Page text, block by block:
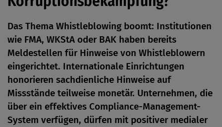
Das Thema Whistleblowing boomt: Institutionen
wie FMA, WKStA oder BAK haben bereits
Meldestellen für Hinweise von Whistleblowern
eingerichtet. Internationale Einrichtungen
honorieren sachdienliche Hinweise auf
Missstände teilweise monetär. Unternehmen, die
über ein effektives Compliance-Management-
System verfügen, dürfen mit positiver medialer